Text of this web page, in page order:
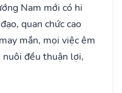
Nam mới có hi
quan chức cao
mắn, mọi việc êm
nuôi đều thuận lợi,